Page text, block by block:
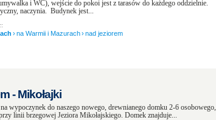
i WC), wejście do pokoi jest z tarasów do każdego oddzielnie.
naczynia. Budynek jest...
›na Warmii i Mazurach›nad jeziorem
- Mikołajki
wypoczynek do naszego nowego, drewnianego domku 2-6 osobowego,
linii brzegowej Jeziora Mikołajskiego. Domek znajduje...